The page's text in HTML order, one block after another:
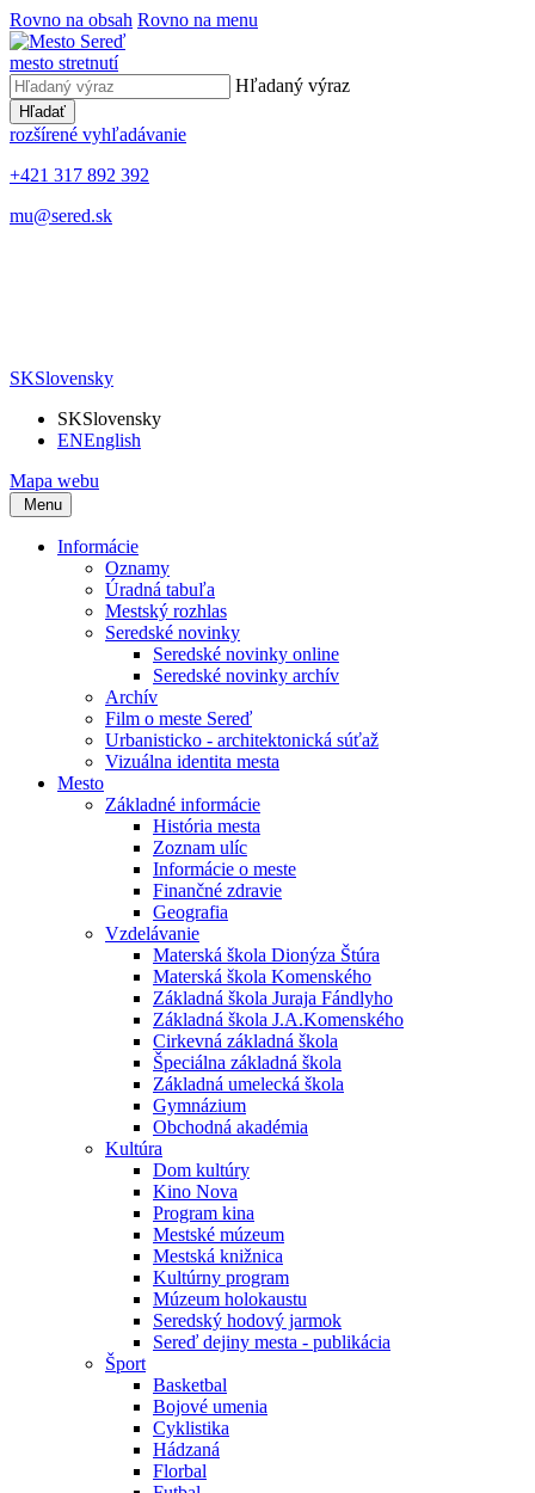
Rovno na obsah Rovno na menu
mesto stretnutí
Hľadaný výraz
Hľadať
rozšírené vyhľadávanie
+421 317 892 392
mu@sered.sk
SKSlovensky
SKSlovensky
ENEnglish
Mapa webu
Menu
Informácie
Oznamy
Úradná tabuľa
Mestský rozhlas
Seredské novinky
Seredské novinky online
Seredské novinky archív
Archív
Film o meste Sereď
Urbanisticko - architektonická súťaž
Vizuálna identita mesta
Mesto
Základné informácie
História mesta
Zoznam ulíc
Informácie o meste
Finančné zdravie
Geografia
Vzdelávanie
Materská škola Dionýza Štúra
Materská škola Komenského
Základná škola Juraja Fándlyho
Základná škola J.A.Komenského
Cirkevná základná škola
Špeciálna základná škola
Základná umelecká škola
Gymnázium
Obchodná akadémia
Kultúra
Dom kultúry
Kino Nova
Program kina
Mestské múzeum
Mestská knižnica
Kultúrny program
Múzeum holokaustu
Seredský hodový jarmok
Sereď dejiny mesta - publikácia
Šport
Basketbal
Bojové umenia
Cyklistika
Hádzaná
Florbal